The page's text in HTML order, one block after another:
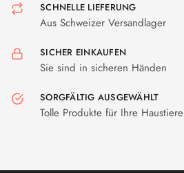
SCHNELLE LIEFERUNG
Aus Schweizer Versandlager
SICHER EINKAUFEN
Sie sind in sicheren Händen
SORGFÄLTIG AUSGEWÄHLT
Tolle Produkte für Ihre Haustiere